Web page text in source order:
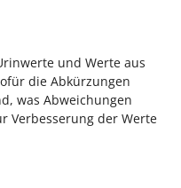
und Werte aus
die Abkürzungen
was Abweichungen
Verbesserung der Werte